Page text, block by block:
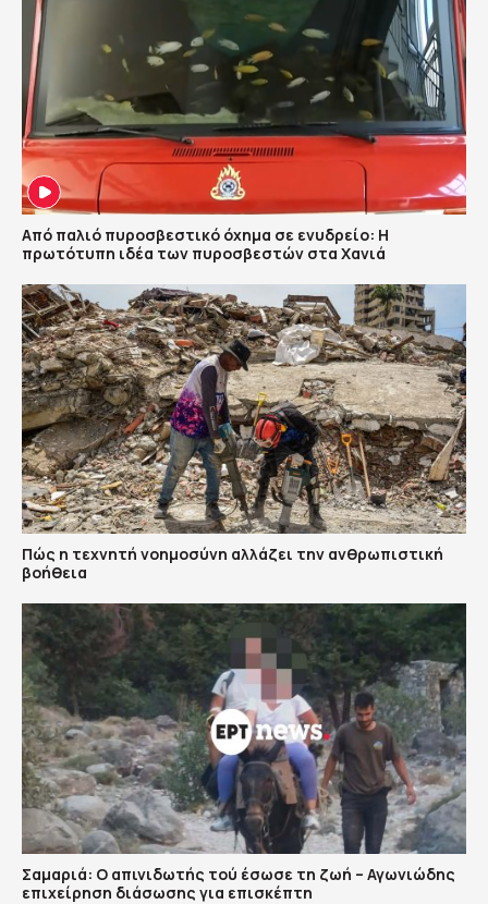
Από παλιό πυροσβεστικό όχημα σε ενυδρείο: Η
πρωτότυπη ιδέα των πυροσβεστών στα Χανιά
Πώς η τεχνητή νοημοσύνη αλλάζει την ανθρωπιστική
βοήθεια
Σαμαριά: Ο απινιδωτής τού έσωσε τη ζωή – Αγωνιώδης
επιχείρηση διάσωσης για επισκέπτη